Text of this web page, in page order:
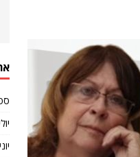
יולי
יוני 2021